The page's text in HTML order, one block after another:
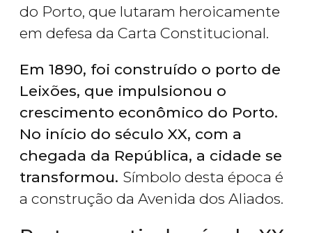
do Porto, que lutaram heroicamente
em defesa da Carta Constitucional.
Em 1890, foi construído o porto de
Leixões, que impulsionou o
crescimento econômico do Porto.
No início do século XX, com a
chegada da República, a cidade se
transformou. Símbolo desta época é
a construção da Avenida dos Aliados.